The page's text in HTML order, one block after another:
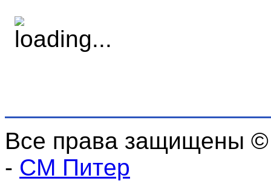
Все права защищены
- СМ Питер